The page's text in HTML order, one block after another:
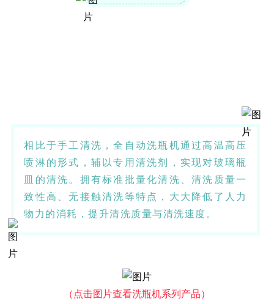
相比于手工清洗，全自动洗瓶机通过高温高压
喷淋的形式，辅以专用清洗剂，实现对玻璃瓶
皿的清洗。拥有标准批量化清洗、清洗质量一
致性高、无接触清洗等特点，大大降低了人力
物力的消耗，提升清洗质量与清洗速度。
（点击图片查看洗瓶机系列产品）